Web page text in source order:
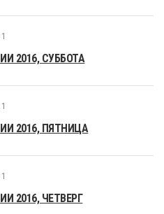
2016, СУББОТА
2016, ПЯТНИЦА
2016, ЧЕТВЕРГ